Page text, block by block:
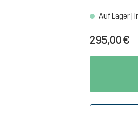
Auf Lager |
295,00 €